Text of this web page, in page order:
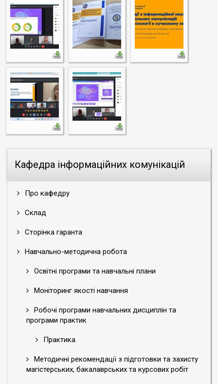
Кафедра інформаційних комунікацій
Про кафедру
Склад
Сторінка гаранта
Навчально-методична робота
Освітні програми та навчальні плани
Моніторинг якості навчання
Робочі програми навчальних дисциплін та
програми практик
Практика
Методичні рекомендації з підготовки та захисту
магістерських, бакалаврських та курсових робіт